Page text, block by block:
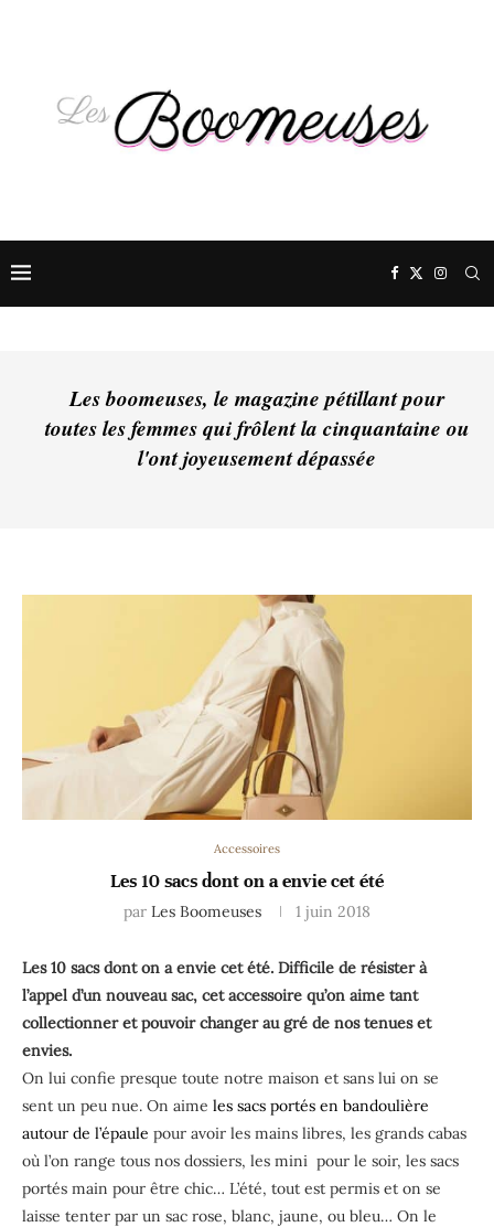
Les boomeuses, le magazine pétillant pour
toutes les femmes qui frôlent la cinquantaine ou
l'ont joyeusement dépassée
Accessoires
Les 10 sacs dont on a envie cet été
par Les Boomeuses 1 juin 2018
Les 10 sacs dont on a envie cet été. Difficile de résister à
l’appel d’un nouveau sac, cet accessoire qu’on aime tant
collectionner et pouvoir changer au gré de nos tenues et
envies.
On lui confie presque toute notre maison et sans lui on se
sent un peu nue. On aime les sacs portés en bandoulière
autour de l’épaule pour avoir les mains libres, les grands cabas
où l’on range tous nos dossiers, les mini pour le soir, les sacs
portés main pour être chic… L’été, tout est permis et on se
laisse tenter par un sac rose, blanc, jaune, ou bleu… On le